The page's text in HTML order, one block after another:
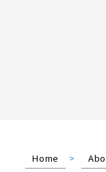
Home >